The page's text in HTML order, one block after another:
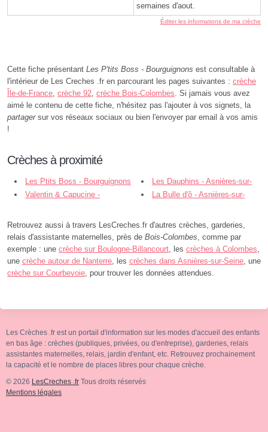
semaines d'aout.
Éditer les informations de ma crèche
Cette fiche présentant Les P'tits Boss - Bourguignons est consultable à
l'intérieur de Les Creches .fr en parcourant les pages suivantes : crèche
Île-de-France crèche 92 crèche Bois-Colombes . Si jamais vous avez
aimé le contenu de cette fiche, n'hésitez pas l'ajouter à vos signets, la
partagersur vos réseaux sociaux ou bien l'envoyer par email à vos amis
!
Crèches à proximité
Les Ptits Boss - Bourguignons
- Bois-Colombes
Les Dauphins - Asnières-sur-
Seine
Valentin & Capucine -
La Bulle d'ô - Asnières-sur-
Retrouvez aussi à travers LesCreches.fr d'autres crèches, garderies,
relais d'assistante maternelles, près de Bois-Colombes , comme par
exemple : une crèche sur Boulogne-Billancourt , les crèches à Colombes
une crèche autour de Nanterre , les crèches dans Asnières-sur-Seine , une
crèche sur Courbevoie , pour trouver les données attendues.
Les Crèches .fr est un portail d'information sur les modes d'accueil des enfants
en bas âge : crèches (publiques, privées, ou d'entreprise), garderies, relais
assistantes maternelles, relais, jardin d'enfant, etc. Retrouvez prochainement
la capacité et le nombre de places libres pour chaque crèche.
© 2026 LesCreches .fr Tous droits réservés
Mentions légales